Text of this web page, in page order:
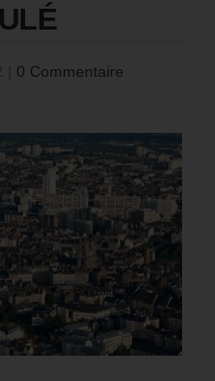
0 Commentaire